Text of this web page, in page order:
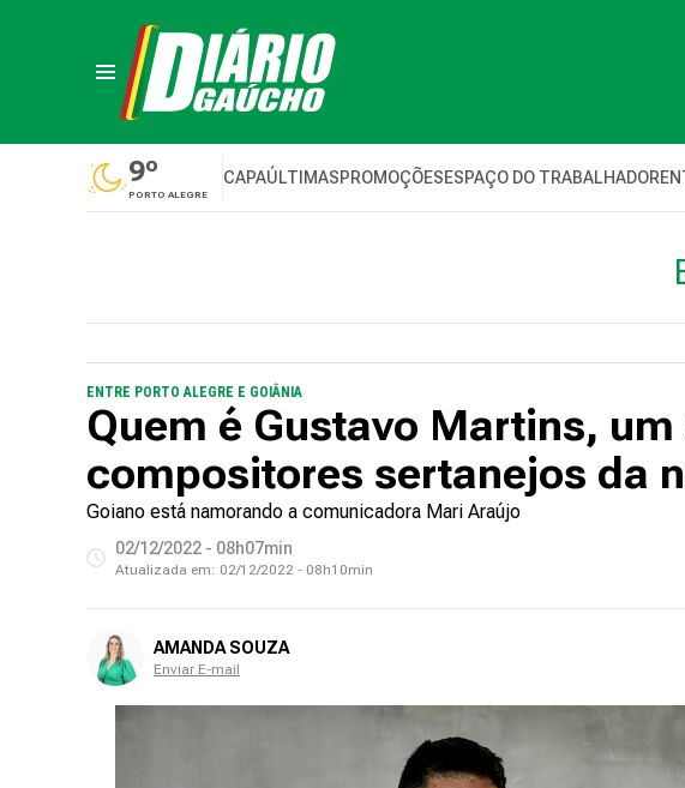
9º
PORTO ALEGRE
CAPAÚLTIMASPROMOÇÕESESPAÇO DO TRABALHADOR
ENTRE PORTO ALEGRE E GOIÂNIA
Quem é Gustavo Martins,
compositores sertanejos da
Goiano está namorando a comunicadora Mari Araújo
02/12/2022 - 08h07min
Atualizada em: 02/12/2022 - 08h10min
AMANDA SOUZA
Enviar E-mail